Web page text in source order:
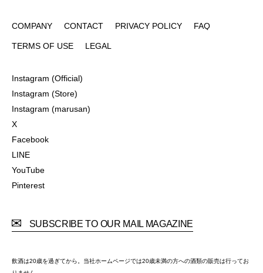
COMPANY
CONTACT
PRIVACY POLICY
FAQ
TERMS OF USE
LEGAL
Instagram (Official)
Instagram (Store)
Instagram (marusan)
X
Facebook
LINE
YouTube
Pinterest
SUBSCRIBE TO OUR MAIL MAGAZINE
飲酒は20歳を過ぎてから。当社ホームページでは20歳未満の方への酒類の販売は行ってお